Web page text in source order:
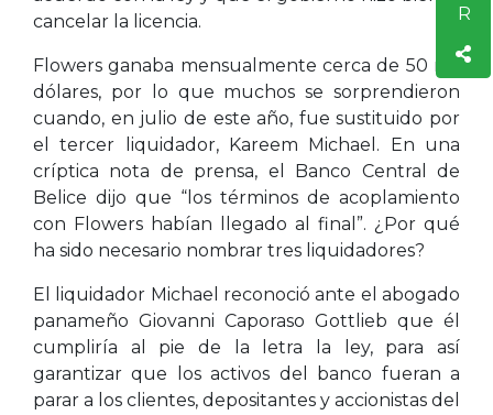
cancelar la licencia.
Flowers ganaba mensualmente cerca de 50 mil
dólares, por lo que muchos se sorprendieron
cuando, en julio de este año, fue sustituido por
el tercer liquidador, Kareem Michael. En una
críptica nota de prensa, el Banco Central de
Belice dijo que “los términos de acoplamiento
con Flowers habían llegado al final”. ¿Por qué
ha sido necesario nombrar tres liquidadores?
El liquidador Michael reconoció ante el abogado
panameño Giovanni Caporaso Gottlieb que él
cumpliría al pie de la letra la ley, para así
garantizar que los activos del banco fueran a
parar a los clientes, depositantes y accionistas del